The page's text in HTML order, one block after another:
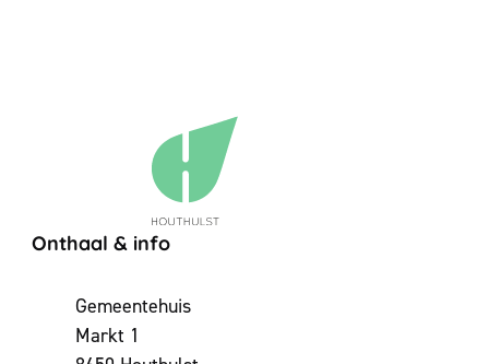
Contact & openingsuren
Onthaal & info
AdresGemeentehuis
Markt 1